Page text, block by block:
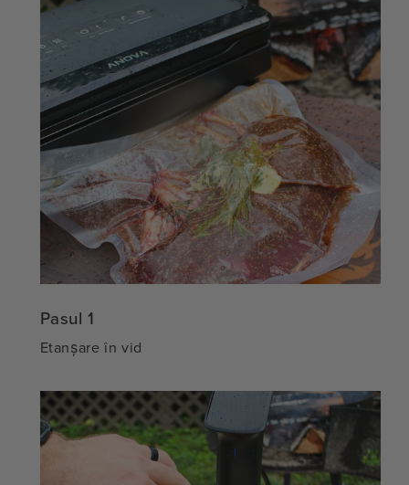
Pasul 1
Etanșare în vid